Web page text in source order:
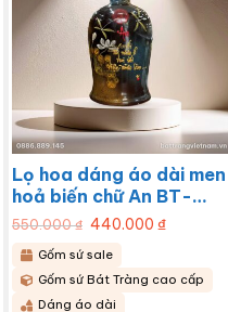
Lọ hoa dáng áo dài men
hoả biến chữ An BT-
LHS28
550.000₫ Giá
gốc
là:
550.000 ₫.
440.000 ₫Giá
hiện
440.000 ₫.
Gốm sứ sale
Gốm sứ Bát Tràng cao cấp
Dáng áo dài